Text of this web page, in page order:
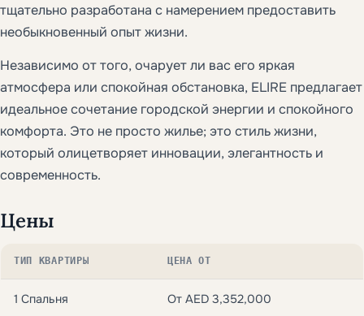
тщательно разработана с намерением предоставить
необыкновенный опыт жизни.
Независимо от того, очарует ли вас его яркая
атмосфера или спокойная обстановка, ELIRE предлагает
идеальное сочетание городской энергии и спокойного
комфорта. Это не просто жилье; это стиль жизни,
который олицетворяет инновации, элегантность и
современность.
Цены
ТИП КВАРТИРЫ ЦЕНА ОТ
1 Спальня От AED 3,352,000